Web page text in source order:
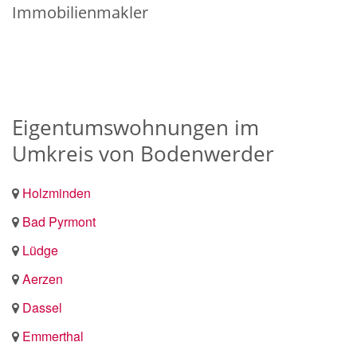
Immobilienmakler
Eigentumswohnungen im
Umkreis von Bodenwerder
Holzminden
Bad Pyrmont
Lüdge
Aerzen
Dassel
Emmerthal